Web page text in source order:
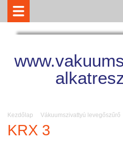
Kezdőlap Vákuumszivattyú levegőszűrő
KRX 3